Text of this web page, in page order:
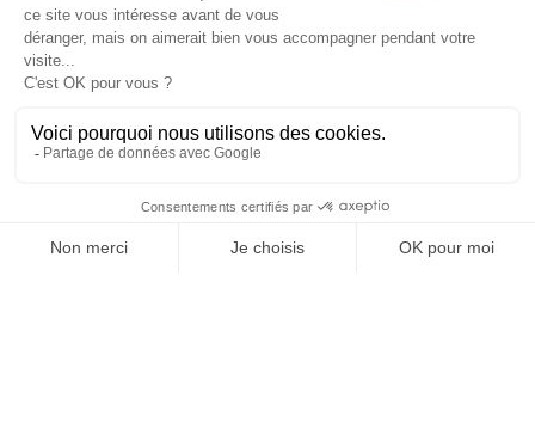
Contacter RH Solutions
Qui sommes nous ?
Devenir franchisé
Web TV
NOS AUTRES SITES
confidentialité